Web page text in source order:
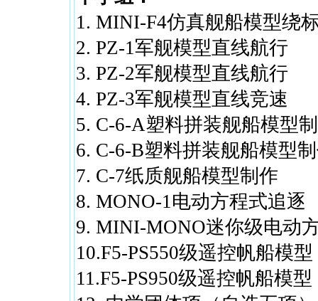
1. MINI-F4仿真舰船模型绕
2. PZ-1军舰模型直线航行
3. PZ-2军舰模型直线航行
4. PZ-3军舰模型直线竞速
5. C-6-A塑料拼装舰船模型
6. C-6-B塑料拼装舰船模型
7. C-7纸质舰船模型制作
8. MONO-1电动方程式追逐
9. MINI-MONO迷你级电动
10.F5-PS550级遥控帆船模型
11.F5-PS950级遥控帆船模型